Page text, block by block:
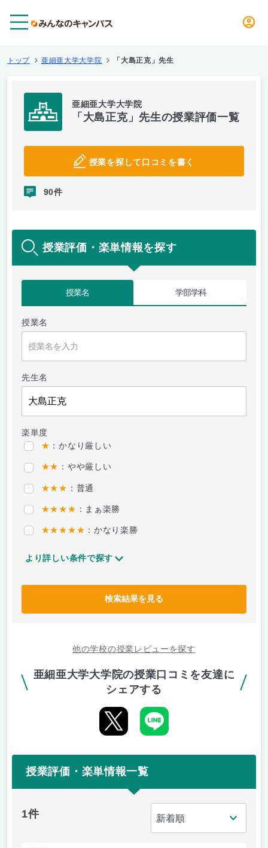
トップ 亜細亜大学大学院 「大島正克」先生
亜細亜大学大学院
「大島正克」先生の授業評価一覧
授業を探して口コミを書く
90件
授業評価・楽単情報を探す
授業名 学部学科
授業名
先生名
楽単度
★ ：かなり厳しい
★★ ：やや厳しい
★★★ ：普通
★★★★ ：まぁ楽勝
★★★★★ ：かなり楽勝
より詳しい条件で探す
検索結果を見る
他の学校の授業レビューを探す
亜細亜大学大学院の授業口コミを友達に
シェアする
授業評価・楽単情報一覧
1件